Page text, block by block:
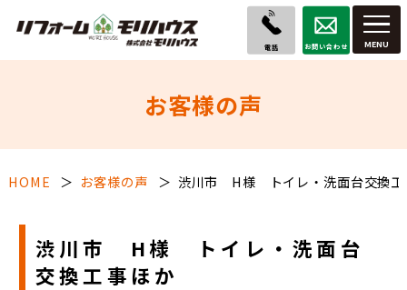
電話 お問い合わせ
お客様の声
HOME お客様の声 渋川市 H様 トイレ・洗面台交換工
渋川市 H様 トイレ・洗面台
交換工事ほか